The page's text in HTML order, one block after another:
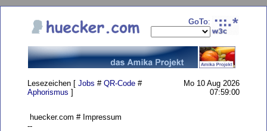
GoTo:
Lesezeichen [ Jobs # QR-Code #
Aphorismus ]
Mo 10 Aug 2026
07:59:00
huecker.com # Impressum
--